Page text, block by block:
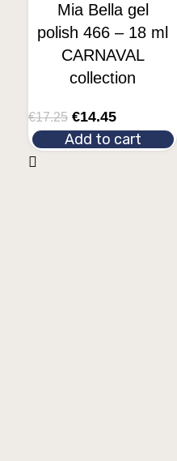
Mia Bella gel
polish 466 – 18 ml
CARNAVAL
collection
€17.25 €14.45
Add to cart